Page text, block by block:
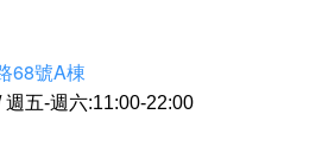
68號A棟
五-週六:11:00-22:00